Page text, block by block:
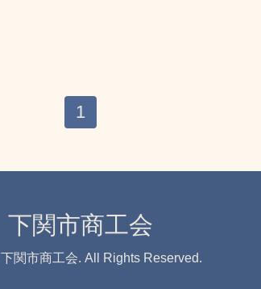
1
下関市商工会
下関市商工会. All Rights Reserved.